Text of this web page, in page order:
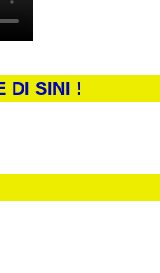
DI SINI !